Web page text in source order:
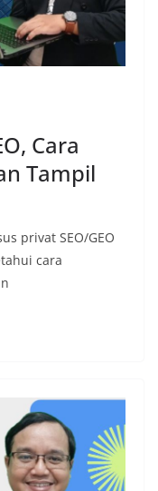
Cara
Tampil
privat SEO/GEO
cara